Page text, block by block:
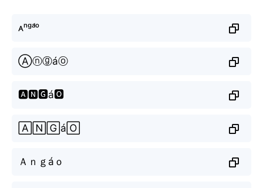
ᴀⁿᵍᵃ́ᵒ
Ⓐⓝⓖáⓞ
🅰🅽🅶á🅾
🄰🄽🄶á🄾
Ａｎｇáｏ